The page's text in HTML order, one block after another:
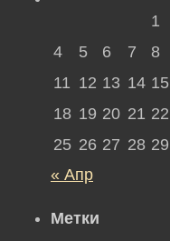
1
4
5 6 7 8
11 12 13 14 15
18 19 20 21 22
25 26 27 28 29
« Апр
Метки